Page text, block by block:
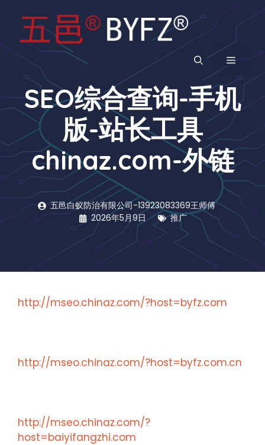
容
菜
单
SEO综合查询-手机
版-站长工具
chinaz.com-外链
五邑白蚁防治有限公司-13923083369王师傅
2026年5月9日
推广
http://mseo.chinaz.com/?host=byfz.com
http://mseo.chinaz.com/?host=byfz.com.cn
http://mseo.chinaz.com/?
host=baiyifangzhi.com